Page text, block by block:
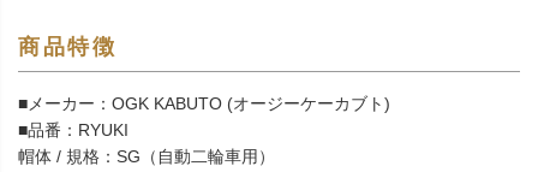
商品特徴
■メーカー：OGK KABUTO (オージーケーカブト)
■品番：RYUKI
帽体 / 規格：SG（自動二輪車用）